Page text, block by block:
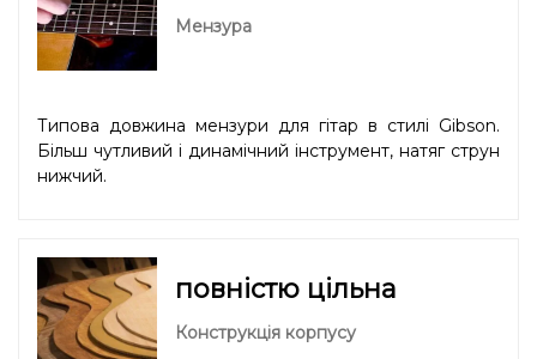
Мензура
Типова довжина мензури для гітар в стилі Gibson.
Більш чутливий і динамічний інструмент, натяг струн
нижчий.
повністю цільна
Конструкція корпусу